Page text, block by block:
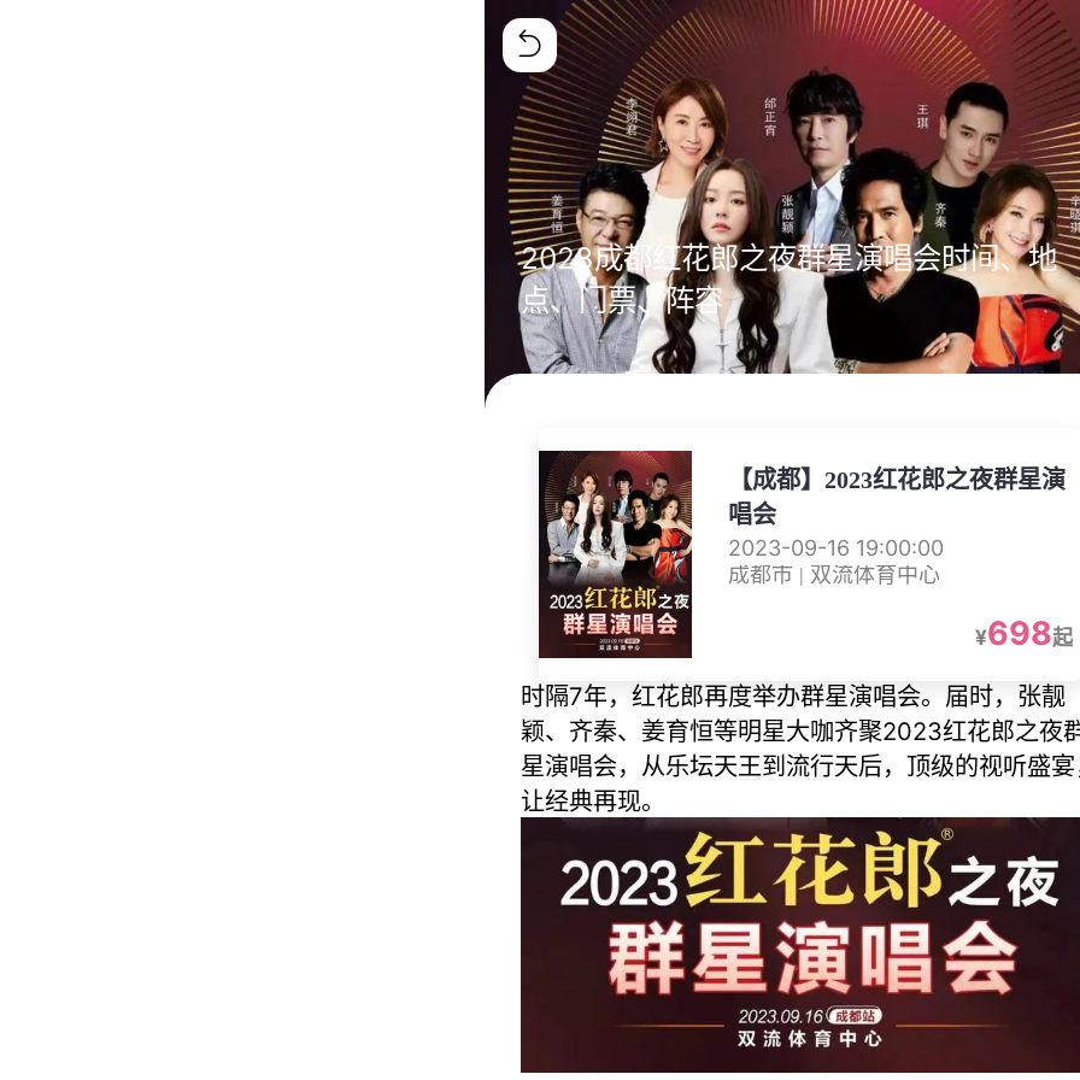
2023成都红花郎之夜群星演唱会时间、地
点、门票、阵容
【成都】2023红花郎之夜群星演
唱会
2023-09-16 19:00:00
成都市 | 双流体育中心
¥698起
时隔7年，红花郎再度举办群星演唱会。届时，张靓
颖、齐秦、姜育恒等明星大咖齐聚2023红花郎之夜
星演唱会，从乐坛天王到流行天后，顶级的视听盛
让经典再现。